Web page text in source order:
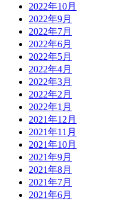
2022年10月
2022年9月
2022年7月
2022年6月
2022年5月
2022年4月
2022年3月
2022年2月
2022年1月
2021年12月
2021年11月
2021年10月
2021年9月
2021年8月
2021年7月
2021年6月